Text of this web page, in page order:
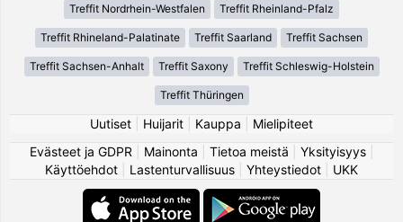
Treffit Nordrhein-Westfalen Treffit Rheinland-Pfalz
Treffit Rhineland-Palatinate Treffit Saarland Treffit Sachsen
Treffit Sachsen-Anhalt Treffit Saxony Treffit Schleswig-Holstein
Treffit Thüringen
Uutiset Huijarit Kauppa
Mielipiteet
Evästeet ja GDPR
Mainonta Tietoa meistä Yksityisyys|
Käyttöehdot
Lastenturvallisuus Yhteystiedot UKK